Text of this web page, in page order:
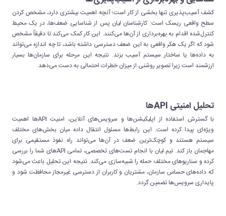
کشف آسیب‌پذیری تنها بخشی از کار است؛ آنچه اهمیت بیشتری دارد، مشخص کردن
سطح واقعی ریسک است. کارشناسان لیان پس از شناسایی ضعف‌ها، در یک محیط
کنترل‌شده اقدام به بهره‌برداری از آن‌ها می‌کنند. این کار کمک می‌کند تا دقیقاً مشخص
شود که اگر یک هکر واقعی به این ضعف دسترسی داشته باشد، تا چه اندازه می‌تواند
به داده‌ها یا ساختار سیستم آسیب بزند. نتیجه این مرحله برای سازمان‌ها بسیار
ارزشمند است زیرا تصویر روشنی از میزان خطرات احتمالی به دست می‌دهد.
تحلیل امنیتی APIها
با گسترش استفاده از اپلیکیشن‌ها و سرویس‌های آنلاین، امنیت APIها اهمیت
ویژه‌ای پیدا کرده است. این رابط‌ها مسئول انتقال داده میان بخش‌های مختلف
سیستم هستند و کوچک‌ترین ضعف در آن‌ها می‌تواند راه نفوذ مستقیمی برای
مهاجمان باز کند. تیم لیان با انجام تست‌های تخصصی، تمامی APIهای شما را بررسی
کرده و سناریوهای مختلف حمله را شبیه‌سازی می‌کند. نتیجه این تحلیل باعث می‌شود
که داده‌های حساس سازمان، مشتریان و کاربران از دسترسی غیرمجاز محافظت شود و
پایداری سرویس‌ها تضمین گردد.